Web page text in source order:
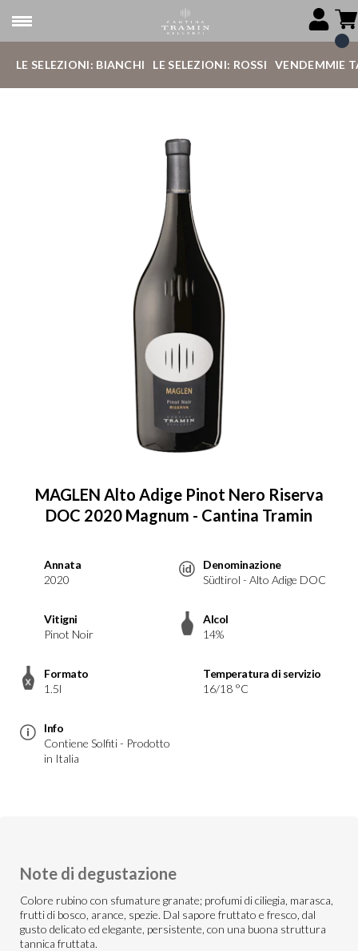
LE SELEZIONI: BIANCHI LE SELEZIONI: ROSSI VENDEMMIE
MAGLEN Alto Adige Pinot Nero Riserva
DOC 2020 Magnum - Cantina Tramin
Annata
2020
Denominazione
Südtirol - Alto Adige DOC
Vitigni
Pinot Noir
Alcol
14%
Formato
1.5l
Temperatura di servizio
16/18 °C
Info
Contiene Solfiti - Prodotto
in Italia
Note di degustazione
Colore rubino con sfumature granate; profumi di ciliegia, marasca,
frutti di bosco, arance, spezie. Dal sapore fruttato e fresco, dal
gusto delicato ed elegante, persistente, con una buona struttura
tannica fruttata.